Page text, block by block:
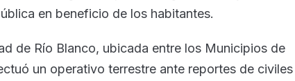
en beneficio de los habitantes.
de Río Blanco, ubicada entre los Municipios de
un operativo terrestre ante reportes de civiles